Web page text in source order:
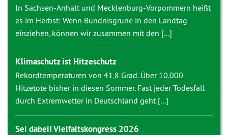
In Sachsen-Anhalt und Mecklenburg-Vorpommern heißt
es im Herbst: Wenn Bündnisgrüne in den Landtag
einziehen, können wir zusammen mit den [...]
Klimaschutz ist Hitzeschutz
Rekordtemperaturen von 41,8 Grad. Über 10.000
Hitzetote bisher in diesen Sommer. Fast jeder Todesfall
durch Extremwetter in Deutschland geht [...]
Sei dabei! Vielfaltskongress 2026